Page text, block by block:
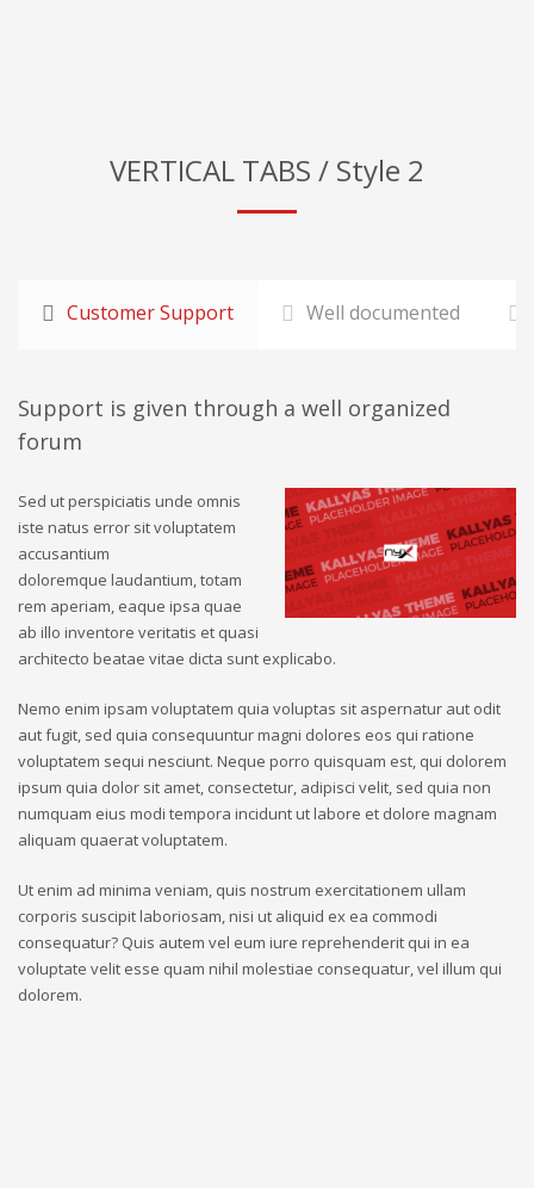
VERTICAL TABS / Style 2
Customer Support Well documented
Support is given through a well organized
forum
Sed ut perspiciatis unde omnis
iste natus error sit voluptatem
accusantium
doloremque laudantium, totam
rem aperiam, eaque ipsa quae
ab illo inventore veritatis et quasi
architecto beatae vitae dicta sunt explicabo.
Nemo enim ipsam voluptatem quia voluptas sit aspernatur aut odit
aut fugit, sed quia consequuntur magni dolores eos qui ratione
voluptatem sequi nesciunt. Neque porro quisquam est, qui dolorem
ipsum quia dolor sit amet, consectetur, adipisci velit, sed quia non
numquam eius modi tempora incidunt ut labore et dolore magnam
aliquam quaerat voluptatem.
Ut enim ad minima veniam, quis nostrum exercitationem ullam
corporis suscipit laboriosam, nisi ut aliquid ex ea commodi
consequatur? Quis autem vel eum iure reprehenderit qui in ea
voluptate velit esse quam nihil molestiae consequatur, vel illum qui
dolorem.